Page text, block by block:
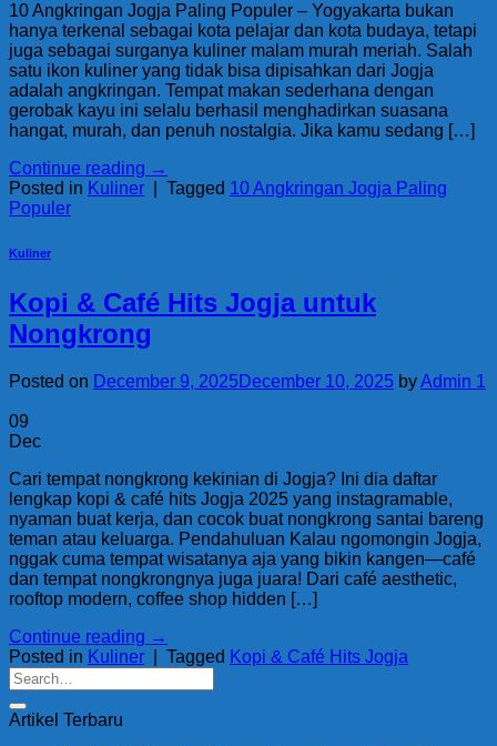
10 Angkringan Jogja Paling Populer – Yogyakarta bukan
hanya terkenal sebagai kota pelajar dan kota budaya, tetapi
juga sebagai surganya kuliner malam murah meriah. Salah
satu ikon kuliner yang tidak bisa dipisahkan dari Jogja
adalah angkringan. Tempat makan sederhana dengan
gerobak kayu ini selalu berhasil menghadirkan suasana
hangat, murah, dan penuh nostalgia. Jika kamu sedang […]
Continue reading →
Posted in Kuliner Tagged 10 Angkringan Jogja Paling
Populer
Kuliner
Kopi & Café Hits Jogja untuk
Nongkrong
Posted on December 9, 2025 December 10, 2025 byAdmin 1
09
Dec
Cari tempat nongkrong kekinian di Jogja? Ini dia daftar
lengkap kopi & café hits Jogja 2025 yang instagramable,
nyaman buat kerja, dan cocok buat nongkrong santai bareng
teman atau keluarga. Pendahuluan Kalau ngomongin Jogja,
nggak cuma tempat wisatanya aja yang bikin kangen—café
dan tempat nongkrongnya juga juara! Dari café aesthetic,
rooftop modern, coffee shop hidden […]
Continue reading →
Posted in Kuliner Tagged Kopi & Café Hits Jogja
Artikel Terbaru